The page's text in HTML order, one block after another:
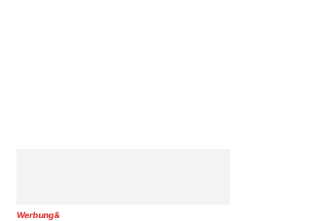
Werbung&